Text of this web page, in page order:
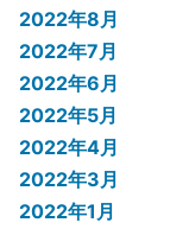
2022年8月
2022年7月
2022年6月
2022年5月
2022年4月
2022年3月
2022年1月